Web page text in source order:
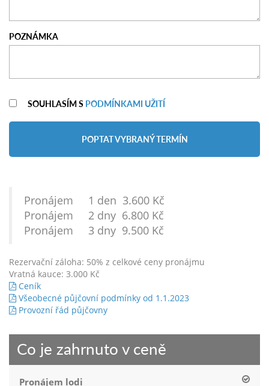
POZNÁMKA
SOUHLASÍM S PODMÍNKAMI UŽITÍ
POPTAT VYBRANÝ TERMÍN
Pronájem 1 den 3.600 Kč
Pronájem 2 dny 6.800 Kč
Pronájem 3 dny 9.500 Kč
Rezervační záloha: 50% z celkové ceny pronájmu
Vratná kauce: 3.000 Kč
Ceník
Všeobecné půjčovní podmínky od 1.1.2023
Provozní řád půjčovny
Co je zahrnuto v ceně
Pronájem lodi